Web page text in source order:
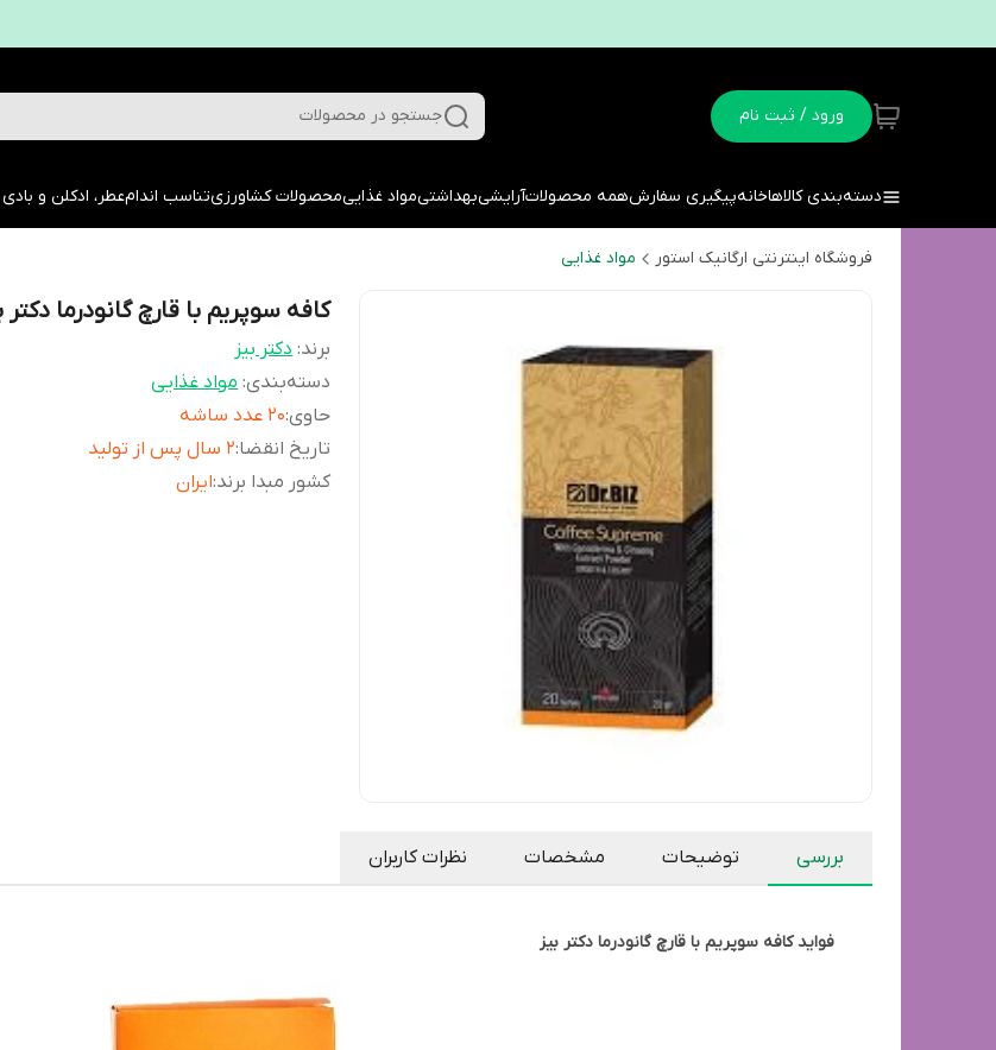
ورود / ثبت نام جستجو در محصولات
دسته‌بندی کالاهاخانهپیگیری سفارشهمه محصولاتآرایشیبهداشتیمواد غذاییمحصولات کشاورزیتناسب اندامعطر، ادکلن و
فروشگاه اینترنتی ارگانیک استور مواد غذایی
کافه سوپریم با قارچ گانودرما دکتر
برند: دکتر بیز
دسته‌بندی:مواد غذایی
حاوی:20 عدد ساشه
تاریخ انقضا:2 سال پس از تولید
کشور مبدا برند:ایران
بررسی توضیحات مشخصات نظرات کاربران
فواید کافه سوپریم با قارچ گانودرما دکتر بیز